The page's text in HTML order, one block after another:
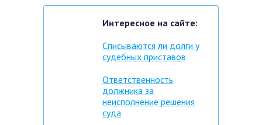
Интересное на сайте:
Списываются ли долги у
судебных приставов
Ответственность
должника за
неисполнение решения
суда